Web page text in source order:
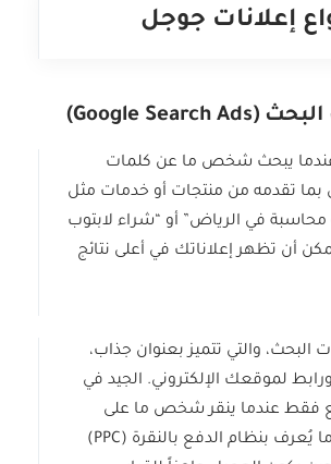
إعلانات جوجل
يبحث شخص ما عن كلمات
بما تقدمه من منتجات أو خدمات مثل
في الرياض” أو “شراء لابتوب
أن تظهر إعلاناتك في أعلى نتائج
البحث، والتي تتميز بعنوان جذاب،
لموقعك الإلكتروني. الجيد في
فقط عندما ينقر شخص ما على
إعلانك، وهذا ما يُعرف بنظام الدفع بالنقرة (PPC)